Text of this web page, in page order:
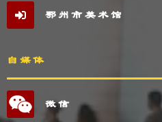
鄂州市美术馆
自媒体
微信